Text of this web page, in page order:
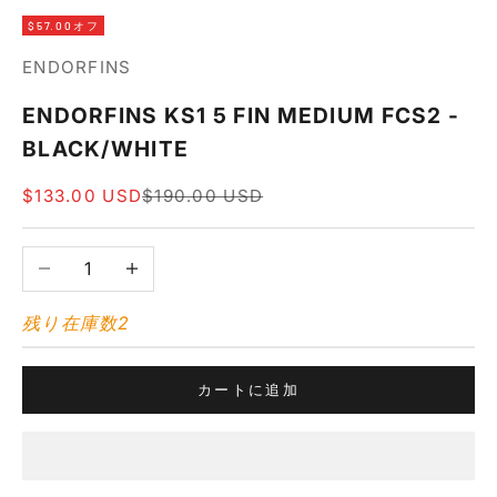
$57.00オフ
ENDORFINS
ENDORFINS KS1 5 FIN MEDIUM FCS2 -
BLACK/WHITE
セール価格
$133.00 USD通常価格
$190.00 USD
数量を減らす数量を増やす
残り在庫数2
カートに追加